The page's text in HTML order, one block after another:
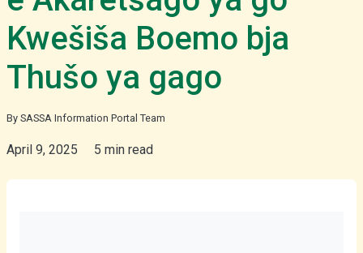
Ditlhahlo tša Maemo
Ditaba & Dikgakollo
Kwešiša Boemo bja
Thušo ya gago
By SASSA Information Portal Team
April 9, 2025 5 min read